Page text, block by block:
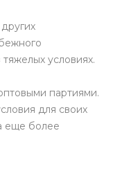
условиях.
партиями.
для своих
еще более